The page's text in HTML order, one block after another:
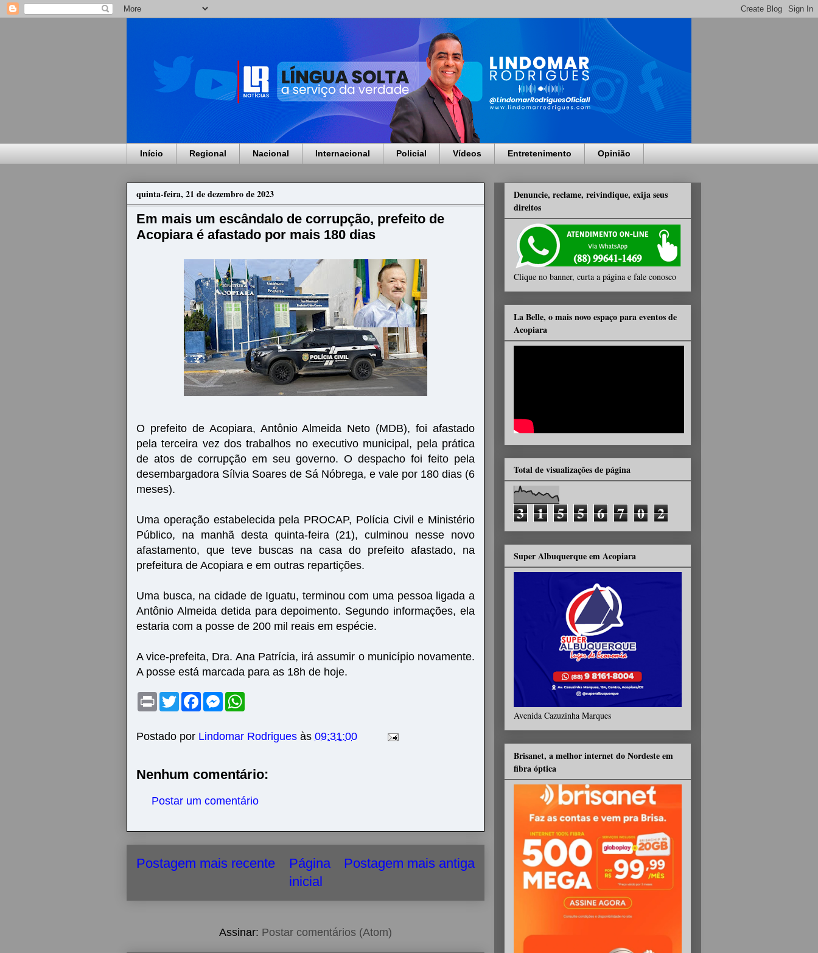
Início Regional Nacional Internacional Policial Vídeos Entretenimento Opinião
quinta-feira, 21 de dezembro de 2023
Em mais um escândalo de corrupção, prefeito de
Acopiara é afastado por mais 180 dias
O prefeito de Acopiara, Antônio Almeida Neto (MDB), foi afastado
pela terceira vez dos trabalhos no executivo municipal, pela prática
de atos de corrupção em seu governo. O despacho foi feito pela
desembargadora Sílvia Soares de Sá Nóbrega, e vale por 180 dias (6
meses).
Uma operação estabelecida pela PROCAP, Polícia Civil e Ministério
Público, na manhã desta quinta-feira (21), culminou nesse novo
afastamento, que teve buscas na casa do prefeito afastado, na
prefeitura de Acopiara e em outras repartições.
Uma busca, na cidade de Iguatu, terminou com uma pessoa ligada a
Antônio Almeida detida para depoimento. Segundo informações, ela
estaria com a posse de 200 mil reais em espécie.
A vice-prefeita, Dra. Ana Patrícia, irá assumir o município novamente.
A posse está marcada para as 18h de hoje.
P
t
T
w
t
e
F
a
b
M
e
e
r
s
Postado por Lindomar Rodrigues às 09:31:00
Nenhum comentário:
Postar um comentário
Postagem mais recente Postagem mais antiga
Página
inicial
Assinar: Postar comentários (Atom)
Denuncie, reclame, reivindique, exija seus
direitos
Clique no banner, curta a página e fale conosco
La Belle, o mais novo espaço para eventos de
Acopiara
Total de visualizações de página
3 1 5 5 6 7 0 2
Super Albuquerque em Acopiara
Avenida Cazuzinha Marques
Brisanet, a melhor internet do Nordeste em
fibra óptica